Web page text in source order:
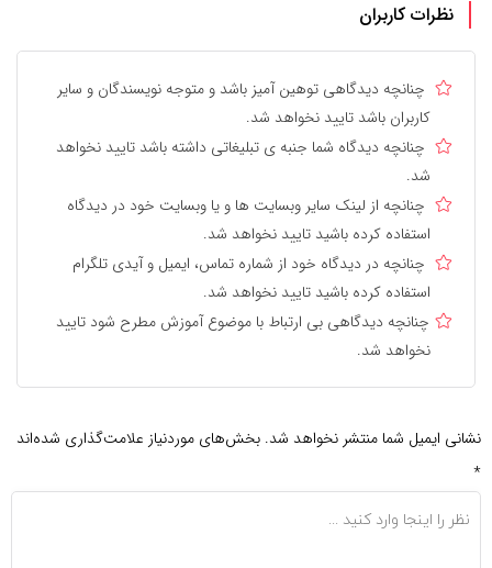
نظرات کاربران
چنانچه دیدگاهی توهین آمیز باشد و متوجه نویسندگان و سایر
کاربران باشد تایید نخواهد شد.
چنانچه دیدگاه شما جنبه ی تبلیغاتی داشته باشد تایید نخواهد
شد.
چنانچه از لینک سایر وبسایت ها و یا وبسایت خود در دیدگاه
استفاده کرده باشید تایید نخواهد شد.
چنانچه در دیدگاه خود از شماره تماس، ایمیل و آیدی تلگرام
استفاده کرده باشید تایید نخواهد شد.
چنانچه دیدگاهی بی ارتباط با موضوع آموزش مطرح شود تایید
نخواهد شد.
نشانی ایمیل شما منتشر نخواهد شد. بخش‌های موردنیاز علامت‌گذاری شده‌اند
*